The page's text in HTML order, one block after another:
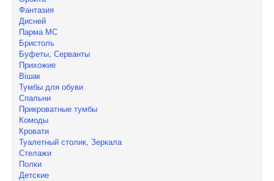
Фантазия
Дисней
Парма МС
Бристоль
Буфеты, Серванты
Прихожие
Вішак
Тумбы для обуви
Спальни
Прикроватные тумбы
Комоды
Кровати
Туалетный столик, Зеркала
Стелажи
Полки
Детские